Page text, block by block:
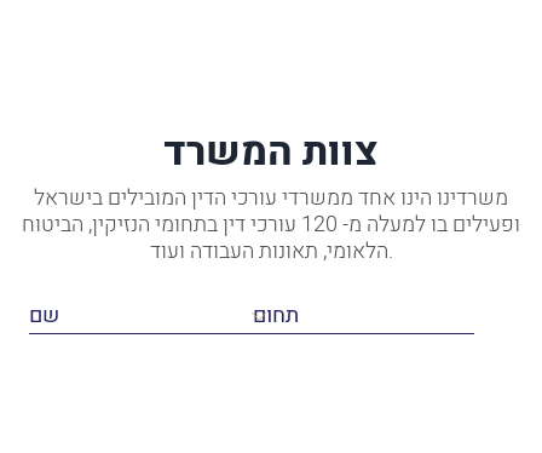
צוות המשרד
משרדינו הינו אחד ממשרדי עורכי הדין המובילים בישראל
ופעילים בו למעלה מ- 120 עורכי דין בתחומי הנזיקין, הביטוח
הלאומי, תאונות העבודה ועוד.